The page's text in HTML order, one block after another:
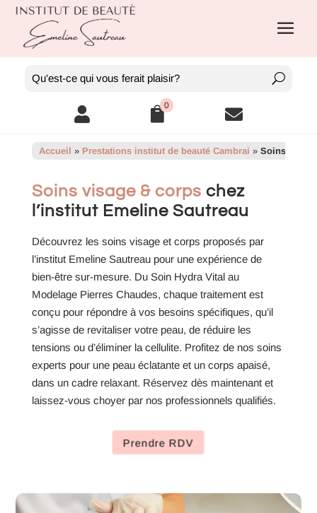
 0 
Accueil » Prestations institut de beauté Cambrai » Soins
Soins visage & corps chez
l’institut Emeline Sautreau
Découvrez les soins visage et corps proposés par
l’institut Emeline Sautreau pour une expérience de
bien-être sur-mesure. Du Soin Hydra Vital au
Modelage Pierres Chaudes, chaque traitement est
conçu pour répondre à vos besoins spécifiques, qu’il
s’agisse de revitaliser votre peau, de réduire les
tensions ou d’éliminer la cellulite. Profitez de nos soins
experts pour une peau éclatante et un corps apaisé,
dans un cadre relaxant. Réservez dès maintenant et
laissez-vous choyer par nos professionnels qualifiés.
Prendre RDV